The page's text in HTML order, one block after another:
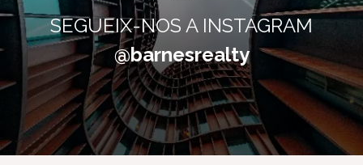
SEGUEIX-NOS A INSTAGRAM
@barnesrealty